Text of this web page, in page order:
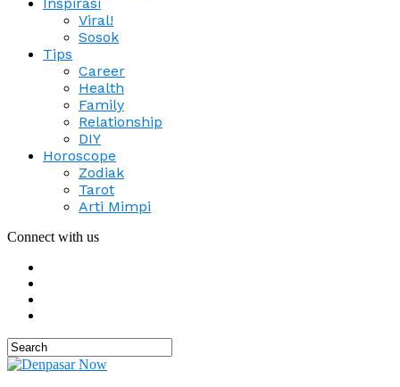
Viral!
Sosok
Tips
Career
Health
Family
Relationship
DIY
Horoscope
Zodiak
Tarot
Arti Mimpi
Connect with us